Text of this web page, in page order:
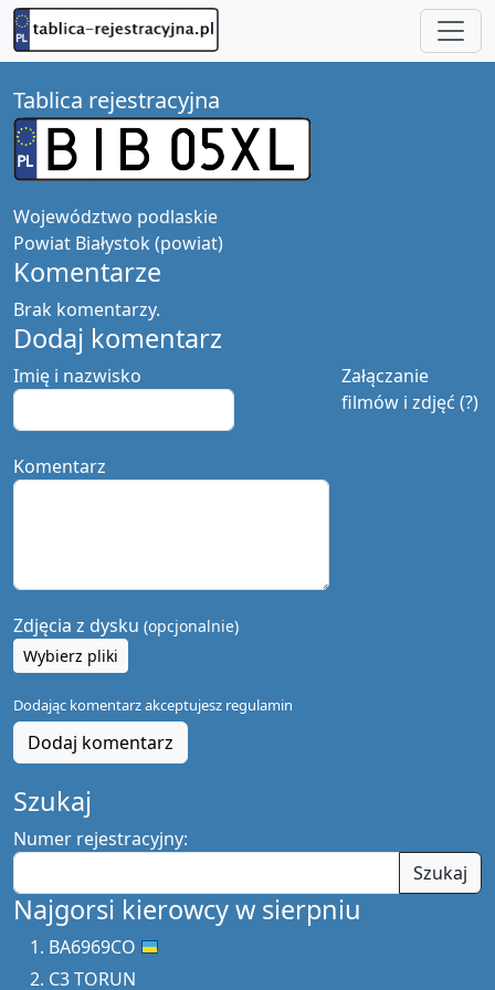
Tablica rejestracyjna
Województwo podlaskie
Powiat Białystok (powiat)
Komentarze
Brak komentarzy.
Dodaj komentarz
Załączanie
filmów i zdjęć (?)
Imię i nazwisko
Komentarz
Zdjęcia z dysku (opcjonalnie)
Wybierz pliki
Dodając komentarz akceptujesz regulamin
Dodaj komentarz
Szukaj
Numer rejestracyjny:
Szukaj
Najgorsi kierowcy w sierpniu
BA6969CO
C3 TORUN